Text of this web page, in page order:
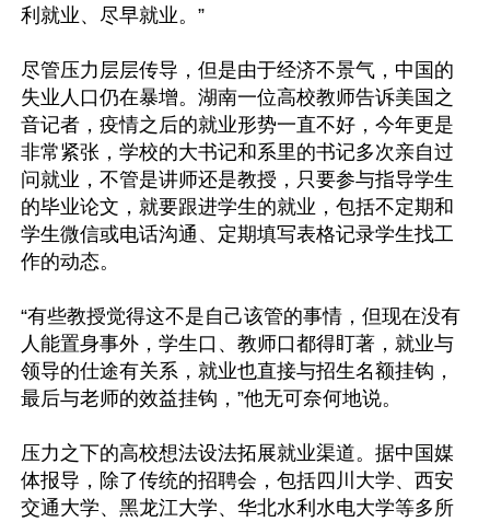
利就业、尽早就业。”
尽管压力层层传导，但是由于经济不景气，中国的
失业人口仍在暴增。湖南一位高校教师告诉美国之
音记者，疫情之后的就业形势一直不好，今年更是
非常紧张，学校的大书记和系里的书记多次亲自过
问就业，不管是讲师还是教授，只要参与指导学生
的毕业论文，就要跟进学生的就业，包括不定期和
学生微信或电话沟通、定期填写表格记录学生找工
作的动态。
“有些教授觉得这不是自己该管的事情，但现在没有
人能置身事外，学生口、教师口都得盯著，就业与
领导的仕途有关系，就业也直接与招生名额挂钩，
最后与老师的效益挂钩，”他无可奈何地说。
压力之下的高校想法设法拓展就业渠道。据中国媒
体报导，除了传统的招聘会，包括四川大学、西安
交通大学、黑龙江大学、华北水利水电大学等多所